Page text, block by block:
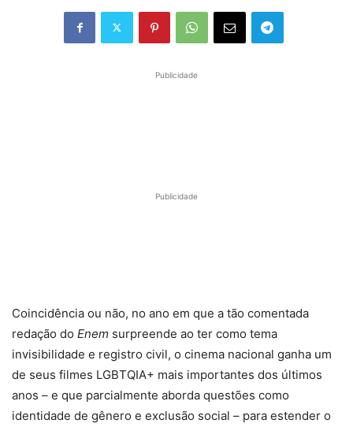
Publicidade
Publicidade
Coincidência ou não, no ano em que a tão comentada
redação do Enem surpreende ao ter como tema
invisibilidade e registro civil, o cinema nacional ganha um
de seus filmes LGBTQIA+ mais importantes dos últimos
anos – e que parcialmente aborda questões como
identidade de gênero e exclusão social – para estender o